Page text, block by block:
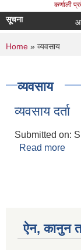
कर्णाली
सूचना
You are
Home » व्यवसाय
व्यवसाय
व्यवसाय दर्ता
Submitted on:
Read more
ऐन, कानुन